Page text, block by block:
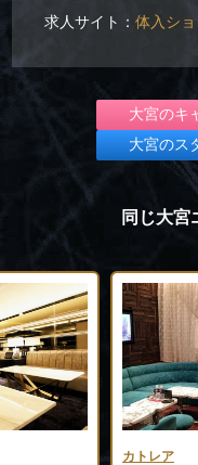
求人サイト：体入ショ
大宮のキ
大宮のス
同じ大宮
カトレア